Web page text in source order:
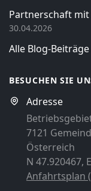
Partnerschaft
30.04.2026
Alle Blog-
BESUCHEN SIE
Adresse
7121
Österreich
N 47.920467,
Anfahrtsplan